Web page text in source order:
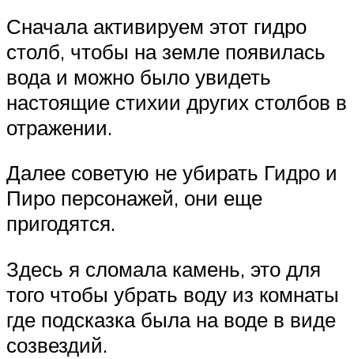
Сначала активируем этот гидро
столб, чтобы на земле появилась
вода и можно было увидеть
настоящие стихии других столбов в
отражении.
Далее советую не убирать Гидро и
Пиро персонажей, они еще
пригодятся.
Здесь я сломала камень, это для
того чтобы убрать воду из комнаты
где подсказка была на воде в виде
созвездий.